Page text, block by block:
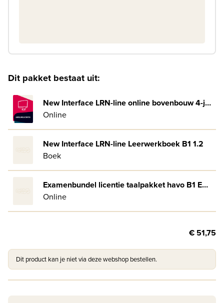
Dit pakket bestaat uit:
New Interface LRN-line online bovenbouw 4-jaar afname
Online
New Interface LRN-line Leerwerkboek B1 1.2
Boek
Examenbundel licentie taalpakket havo B1 Engels
Online
€ 51,75
Dit product kan je niet via deze webshop bestellen.